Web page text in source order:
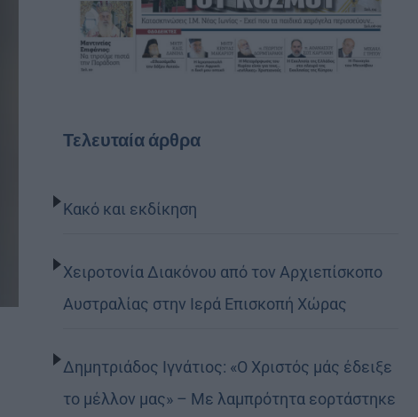
Τελευταία άρθρα
Κακό και εκδίκηση
Χειροτονία Διακόνου από τον Αρχιεπίσκοπο
Αυστραλίας στην Ιερά Επισκοπή Χώρας
Δημητριάδος Ιγνάτιος: «Ο Χριστός μάς έδειξε
το μέλλον μας» – Με λαμπρότητα εορτάστηκε